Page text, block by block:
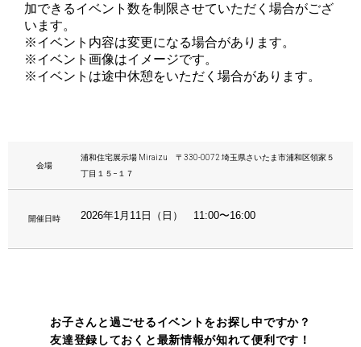
加できるイベント数を制限させていただく場合がござ
います。
※イベント内容は変更になる場合があります。
※イベント画像はイメージです。
※イベントは途中休憩をいただく場合があります。
会場
浦和住宅展示場 Miraizu 〒330-0072 埼玉県さいたま市浦和区領家５
丁目１５−１７
開催日時 2026年1月11日（日） 11:00〜16:00
お子さんと過ごせるイベントをお探し中ですか？
友達登録しておくと最新情報が知れて便利です！